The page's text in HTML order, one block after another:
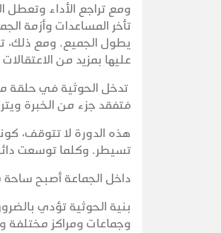
ومع تراجع الأداء وتعطل
تأخر المساعدات وأزمة
يطول الجميع. ومع ذلك،
عليها بمزيد من
تدخل الحوثية في حلقة
فتفقد جزء من الخبرة
هذه الدورة لا تتوقف،
تسيطر. وكلما توسعت
داخل الجماعة أصبح
بنية الحوثية تؤدي
وجماعات ومراكز